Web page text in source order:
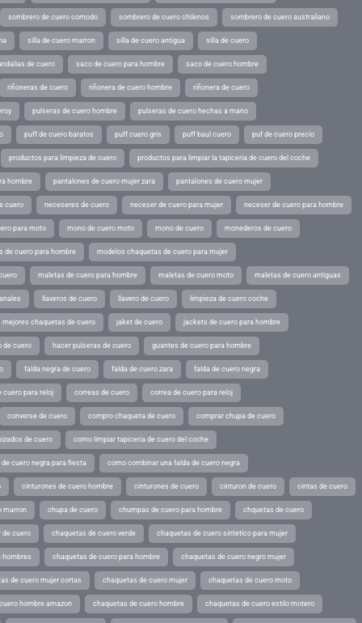
sombrero de cuero comodo sombrero de cuero chilenos sombrero de cuero australiano
silla de cuero marron silla de cuero antigua silla de cuero
de cuero saco de cuero para hombre saco de cuero hombre
riñoneras de cuero riñonera de cuero hombre riñonera de cuero
pulseras de cuero hombre pulseras de cuero hechas a mano
puff de cuero baratos puff cuero gris puff baul cuero puf de cuero precio
productos para limpieza de cuero productos para limpiar la tapiceria de cuero del coche
hombre pantalones de cuero mujer zara pantalones de cuero mujer
cuero neceseres de cuero neceser de cuero para mujer neceser de cuero para hombre
para moto mono de cuero moto mono de cuero monederos de cuero
de cuero para hombre modelos chaquetas de cuero para mujer
maletas de cuero para hombre maletas de cuero moto maletas de cuero antiguas
llaveros de cuero llavero de cuero limpieza de cuero coche
mejores chaquetas de cuero jaket de cuero jackets de cuero para hombre
de cuero hacer pulseras de cuero guantes de cuero para hombre
falda negra de cuero falda de cuero zara falda de cuero negra
cuero para reloj correas de cuero correa de cuero para reloj
converse de cuero compro chaqueta de cuero comprar chupa de cuero
de cuero como limpiar tapiceria de cuero del coche
cuero negra para fiesta como combinar una falda de cuero negra
cinturones de cuero hombre cinturones de cuero cinturon de cuero cintas de cuero
marron chupa de cuero chumpas de cuero para hombre chquetas de cuero
de cuero chaquetas de cuero verde chaquetas de cuero sintetico para mujer
hombres chaquetas de cuero para hombre chaquetas de cuero negro mujer
de cuero mujer cortas chaquetas de cuero mujer chaquetas de cuero moto
hombre amazon chaquetas de cuero hombre chaquetas de cuero estilo motero